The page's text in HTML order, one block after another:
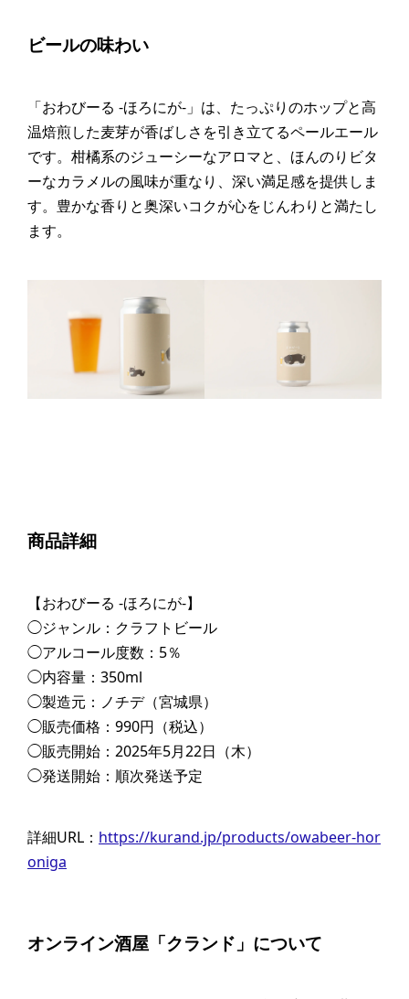
ビールの味わい
「おわびーる -ほろにが-」は、たっぷりのホップと高
温焙煎した麦芽が香ばしさを引き立てるペールエール
です。柑橘系のジューシーなアロマと、ほんのりビタ
ーなカラメルの風味が重なり、深い満足感を提供しま
す。豊かな香りと奥深いコクが心をじんわりと満たし
ます。
商品詳細
【おわびーる -ほろにが-】
◯ジャンル：クラフトビール
◯アルコール度数：5％
◯内容量：350ml
◯製造元：ノチデ（宮城県）
◯販売価格：990円（税込）
◯販売開始：2025年5月22日（木）
◯発送開始：順次発送予定
詳細URL： https://kurand.jp/products/owabeer-hor
oniga
オンライン酒屋「クランド」について